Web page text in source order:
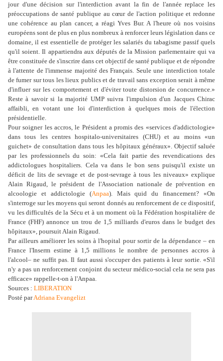
jour d'une décision sur l'interdiction avant la fin de l'année replace les
préoccupations de santé publique au cœur de l'action politique et redonne
une cohérence au plan cancer, a réagi Yves Bur. A l'heure où nos voisins
européens sont de plus en plus nombreux à renforcer leurs législation dans ce
domaine, il est essentielle de protéger les salariés du tabagisme passif quels
qu'il soient. Il appartiendra aux députés de la Mission parlementaire qui va
être constituée de s'inscrire dans cet objectif de santé publique et de répondre
à l'attente de l'immense majorité des Français. Seule une interdiction totale
de fumer sur tous les lieux publics et de travail sans exception serait à même
d'influer sur les comportement et d'éviter toute distorsion de concurrence.»
Reste à savoir si la majorité UMP suivra l'impulsion d'un Jacques Chirac
affaibli, en votant une loi d'interdiction à quelques mois de l'élection
présidentielle.
Pour soigner les accros, le Président a promis des «services d'addictologie»
dans tous les centres hospitalo-universitaires (CHU) et au moins «un
guichet» de consultation dans tous les hôpitaux généraux». Objectif saluée
par les professionnels du soin: «Cela fait partie des revendications des
addictologues hospitaliers. Cela va dans le bon sens puisqu'il existe un
déficit de lits de sevrage et de post-sevrage à tous les niveaux» explique
Alain Rigaud, le président de l'Association nationale de prévention en
alcoologie et addictologie (Anpaa). Mais quid du financement? «On
s'interroge sur les moyens qui seront donnés au renforcement de ce dispositif,
vu les difficultés de la Sécu et à un moment où la Fédération hospitalière de
France (FHF) annonce un trou de 1,5 milliards d'euros dans le budget des
hôpitaux», poursuit Alain Rigaud.
Par ailleurs améliorer les soins à l'hopital pour sortir de la dépendance – en
France l'Inserm estime à 1,5 millions le nombre de personnes accros à
l'alcool– ne suffit pas. Il faut aussi s'occuper des patients à leur sortie. «S'il
n'y a pas un renforcement conjoint du secteur médico-social cela ne sera pas
efficace» rappelle-t-on à l'Anpaa.
Sources : LIBERATION
Posté parAdriana Evangelizt